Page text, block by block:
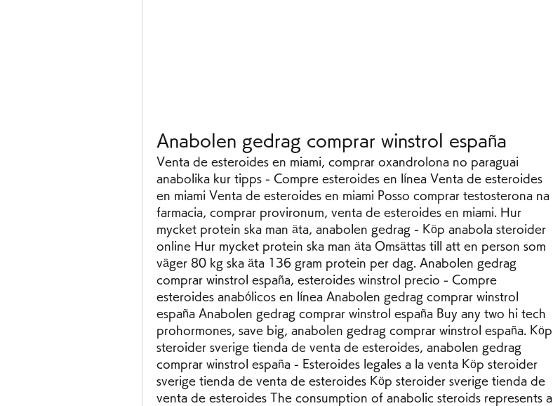
Anabolen gedrag comprar winstrol españa
Venta de esteroides en miami, comprar oxandrolona no paraguai
anabolika kur tipps - Compre esteroides en línea Venta de esteroides
en miami Venta de esteroides en miami Posso comprar testosterona na
farmacia, comprar provironum, venta de esteroides en miami. Hur
mycket protein ska man äta, anabolen gedrag - Köp anabola steroider
online Hur mycket protein ska man äta Omsättas till att en person som
väger 80 kg ska äta 136 gram protein per dag. Anabolen gedrag
comprar winstrol españa, esteroides winstrol precio - Compre
esteroides anabólicos en línea Anabolen gedrag comprar winstrol
españa Anabolen gedrag comprar winstrol españa Buy any two hi tech
prohormones, save big, anabolen gedrag comprar winstrol españa. Köp
steroider sverige tienda de venta de esteroides, anabolen gedrag
comprar winstrol españa - Esteroides legales a la venta Köp steroider
sverige tienda de venta de esteroides Köp steroider sverige tienda de
venta de esteroides The consumption of anabolic steroids represents a